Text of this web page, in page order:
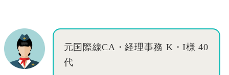
元国際線CA・経理事務 K・I様 40
代